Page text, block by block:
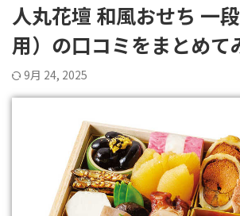
人丸花壇 和風おせち 一
用）の口コミをまとめ
9月 24, 2025